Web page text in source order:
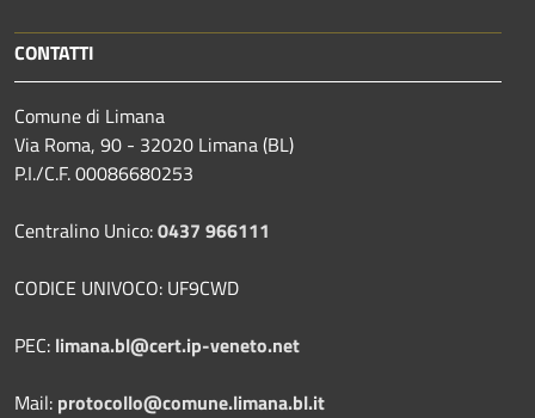
CONTATTI
Comune di Limana
Via Roma, 90 - 32020 Limana (BL)
P.I./C.F. 00086680253
Centralino Unico:0437 966111
CODICE UNIVOCO: UF9CWD
PEC: limana.bl@cert.ip-veneto.net
Mail: protocollo@comune.limana.bl.it